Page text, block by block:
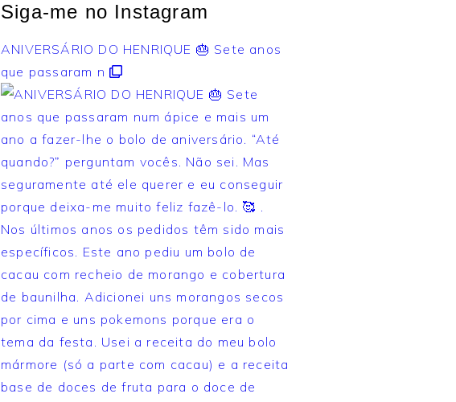
Siga-me no Instagram
ANIVERSÁRIO DO HENRIQUE 🎂 Sete anos
que passaram n